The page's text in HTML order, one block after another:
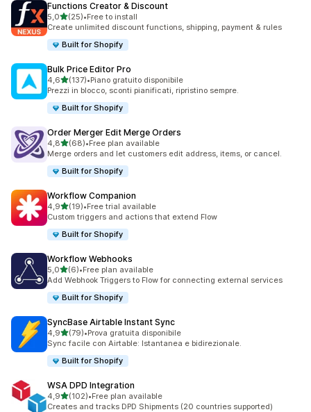
Functions Creator & Discount
5,0stelle su 5
(25)
25 recensioni totali
•Free to install
Create unlimited discount functions, shipping, payment & rules
Built for Shopify
Bulk Price Editor Pro
4,6stelle su 5
(137)
137 recensioni totali
•Piano gratuito disponibile
Prezzi in blocco, sconti pianificati, ripristino sempre.
Built for Shopify
Order Merger Edit Merge Orders
4,8stelle su 5
(68)
68 recensioni totali
•Free plan available
Merge orders and let customers edit address, items, or cancel.
Built for Shopify
Workflow Companion
4,9stelle su 5
(19)
19 recensioni totali
•Free trial available
Custom triggers and actions that extend Flow
Built for Shopify
Workflow Webhooks
5,0stelle su 5
(6)
6 recensioni totali
•Free plan available
Add Webhook Triggers to Flow for connecting external services
Built for Shopify
SyncBase Airtable Instant Sync
4,9stelle su 5
(79)
79 recensioni totali
•Prova gratuita disponibile
Sync facile con Airtable: Istantanea e bidirezionale.
Built for Shopify
WSA DPD Integration
4,9stelle su 5
(102)
102 recensioni totali
•Free plan available
Creates and tracks DPD Shipments (20 countries supported)